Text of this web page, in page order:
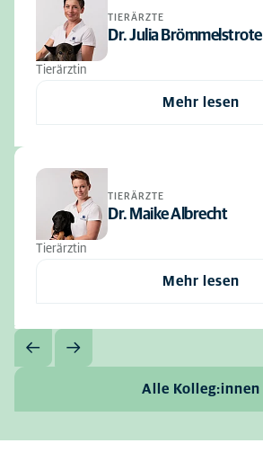
TIERÄRZTE
Dr. Julia Brömmelstrote
Tierärztin
Mehr lesen
TIERÄRZTE
Dr. Maike Albrecht
Tierärztin
Mehr lesen
Alle Kolleg:innen